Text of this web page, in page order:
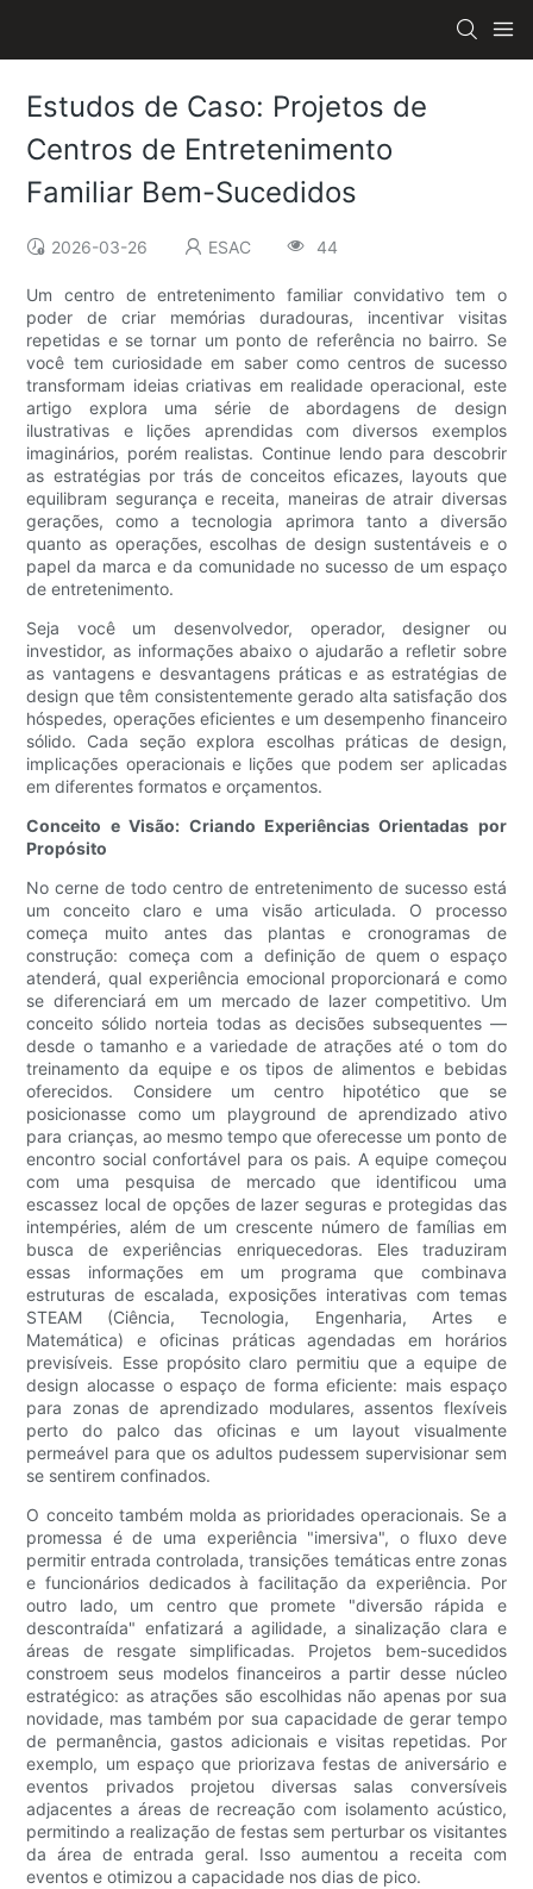
Estudos de Caso: Projetos de
Centros de Entretenimento
Familiar Bem-Sucedidos
2026-03-26 ESAC 44
Um centro de entretenimento familiar convidativo tem o
poder de criar memórias duradouras, incentivar visitas
repetidas e se tornar um ponto de referência no bairro. Se
você tem curiosidade em saber como centros de sucesso
transformam ideias criativas em realidade operacional, este
artigo explora uma série de abordagens de design
ilustrativas e lições aprendidas com diversos exemplos
imaginários, porém realistas. Continue lendo para descobrir
as estratégias por trás de conceitos eficazes, layouts que
equilibram segurança e receita, maneiras de atrair diversas
gerações, como a tecnologia aprimora tanto a diversão
quanto as operações, escolhas de design sustentáveis ​​e o
papel da marca e da comunidade no sucesso de um espaço
de entretenimento.
Seja você um desenvolvedor, operador, designer ou
investidor, as informações abaixo o ajudarão a refletir sobre
as vantagens e desvantagens práticas e as estratégias de
design que têm consistentemente gerado alta satisfação dos
hóspedes, operações eficientes e um desempenho financeiro
sólido. Cada seção explora escolhas práticas de design,
implicações operacionais e lições que podem ser aplicadas
em diferentes formatos e orçamentos.
Conceito e Visão: Criando Experiências Orientadas por
Propósito
No cerne de todo centro de entretenimento de sucesso está
um conceito claro e uma visão articulada. O processo
começa muito antes das plantas e cronogramas de
construção: começa com a definição de quem o espaço
atenderá, qual experiência emocional proporcionará e como
se diferenciará em um mercado de lazer competitivo. Um
conceito sólido norteia todas as decisões subsequentes —
desde o tamanho e a variedade de atrações até o tom do
treinamento da equipe e os tipos de alimentos e bebidas
oferecidos. Considere um centro hipotético que se
posicionasse como um playground de aprendizado ativo
para crianças, ao mesmo tempo que oferecesse um ponto de
encontro social confortável para os pais. A equipe começou
com uma pesquisa de mercado que identificou uma
escassez local de opções de lazer seguras e protegidas das
intempéries, além de um crescente número de famílias em
busca de experiências enriquecedoras. Eles traduziram
essas informações em um programa que combinava
estruturas de escalada, exposições interativas com temas
STEAM (Ciência, Tecnologia, Engenharia, Artes e
Matemática) e oficinas práticas agendadas em horários
previsíveis. Esse propósito claro permitiu que a equipe de
design alocasse o espaço de forma eficiente: mais espaço
para zonas de aprendizado modulares, assentos flexíveis
perto do palco das oficinas e um layout visualmente
permeável para que os adultos pudessem supervisionar sem
se sentirem confinados.
O conceito também molda as prioridades operacionais. Se a
promessa é de uma experiência "imersiva", o fluxo deve
permitir entrada controlada, transições temáticas entre zonas
e funcionários dedicados à facilitação da experiência. Por
outro lado, um centro que promete "diversão rápida e
descontraída" enfatizará a agilidade, a sinalização clara e
áreas de resgate simplificadas. Projetos bem-sucedidos
constroem seus modelos financeiros a partir desse núcleo
estratégico: as atrações são escolhidas não apenas por sua
novidade, mas também por sua capacidade de gerar tempo
de permanência, gastos adicionais e visitas repetidas. Por
exemplo, um espaço que priorizava festas de aniversário e
eventos privados projetou diversas salas conversíveis
adjacentes a áreas de recreação com isolamento acústico,
permitindo a realização de festas sem perturbar os visitantes
da área de entrada geral. Isso aumentou a receita com
eventos e otimizou a capacidade nos dias de pico.